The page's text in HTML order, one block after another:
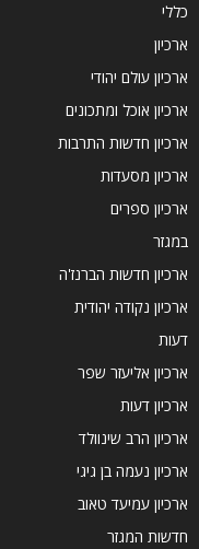
כללי
ארכיון
ארכיון עולם יהודי
ארכיון אוכל ומתכונים
ארכיון חדשות התרבות
ארכיון מסעדות
ארכיון ספרים
במגזר
ארכיון חדשות הברנז'ה
ארכיון נקודה יהודית
דעות
ארכיון אליעזר שפר
ארכיון דעות
ארכיון הרב שינוולד
ארכיון נעמה בן גיגי
ארכיון עמיעד טאוב
חדשות המגזר